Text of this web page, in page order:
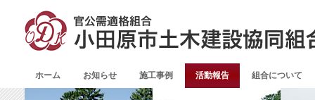
ホーム お知らせ 施工事例 活動報告 組合について